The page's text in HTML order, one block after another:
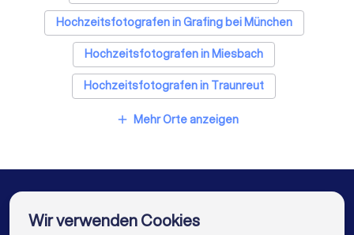
Hochzeitsfotografen in Grafing bei München
Hochzeitsfotografen in Miesbach
Hochzeitsfotografen in Traunreut
Hochzeitsfotografen in Traunstein
Hochzeitsfotografen in Taufkirchen Kreis München
add Mehr Orte anzeigen
Wir verwenden Cookies